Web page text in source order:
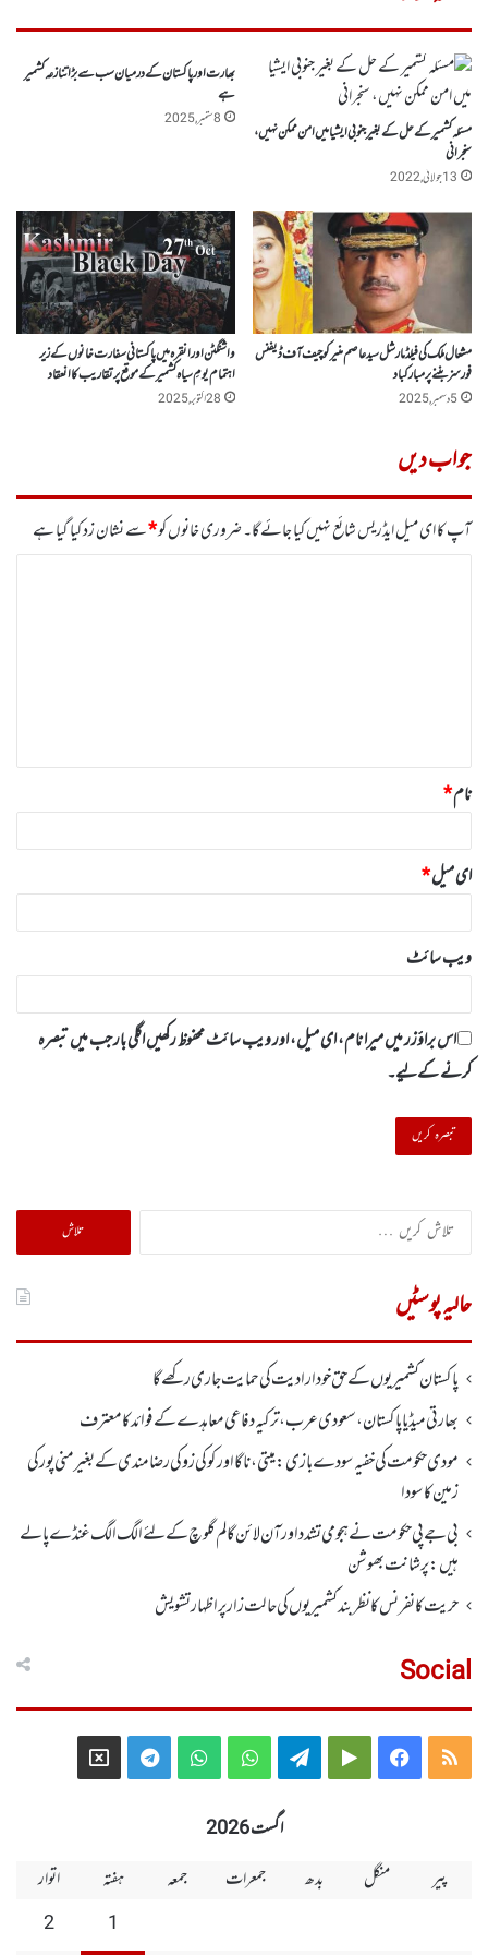
مسئلہ کشمیر کے حل کے بغیر جنوبی ایشیا میں امن ممکن نہیں،
سنجرانی
13 جولائی, 2022
بھارت اور پاکستان کے درمیان سب سے بڑا تنازعہ کشمیر
ہے
8 ستمبر, 2025
مشعال ملک کی فیلڈ مارشل سیدعاصم منیر کو چیف آف ڈیفنس
فورسز بننے پر مبارکباد
5 دسمبر, 2025
واشنگٹن اورانقرہ میں پاکستانی سفارت خانوں کے زیر
اہتمام یومِ سیاہ کشمیر کے موقع پر تقاریب کا انعقاد
28 اکتوبر, 2025
جواب دیں
آپ کا ای میل ایڈریس شائع نہیں کیا جائے گا۔ضروری خانوں کو*سے نشان زد کیا گیا ہے
نام*
ای میل*
ویب‌ سائٹ
اس براؤزر میں میرا نام، ای میل، اور ویب سائٹ محفوظ رکھیں اگلی بار جب میں تبصرہ
کرنے کےلیے۔
تلاش
کریں
حالیہ پوسٹیں
پاکستان کشمیریوں کے حق خودارادیت کی حمایت جاری رکھے گا
بھارتی میڈیا پاکستان، سعودی عرب، ترکیہ دفاعی معاہدے کے فوائد کا معترف
مودی حکومت کی خفیہ سودے بازی: میتی، ناگا اور کوکی زو کی رضامندی کے بغیر منی پور کی
زمین کا سودا
بی جے پی حکومت نے ہجومی تشدد اورآن لائن گالم گلوچ کے لئے الگ الگ غنڈے پالے
ہیں: پرشانت بھوشن
حریت کانفرنس کا نظر بند کشمیریوں کی حالت زار پر اظہار تشویش
Social
RSS
Facebook
Google
Telegram
WhatsApp
WhatsApp
Telegram
X
اگست 2026
پیر
منگل بدھ جمعرات جمعہ ہفتہ
اتوار
1
2